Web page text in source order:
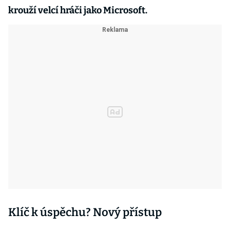
krouží velcí hráči jako Microsoft.
Klíč k úspěchu? Nový přístup